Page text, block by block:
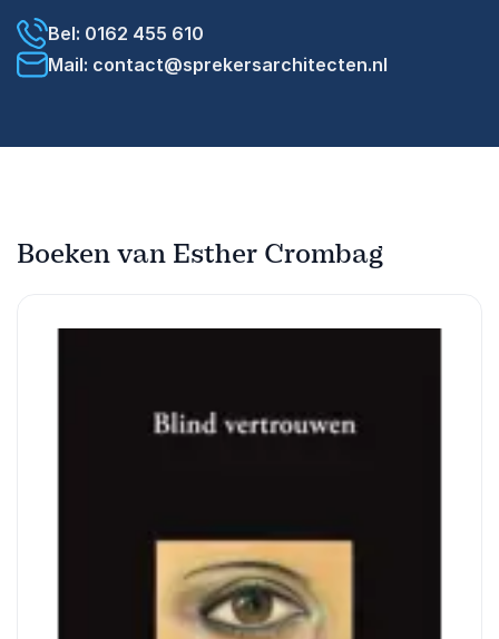
Bel: 0162 455 610
Mail: contact@sprekersarchitecten.nl
Boeken van Esther Crombag